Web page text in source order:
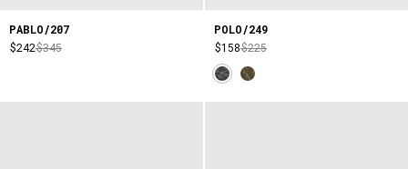
PABLO/207
$242$345
POLO/249
$158$225